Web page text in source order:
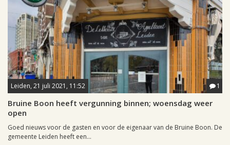
Leiden, 21 juli 2021, 11:52 1
Bruine Boon heeft vergunning binnen; woensdag weer
open
Goed nieuws voor de gasten en voor de eigenaar van de Bruine Boon. De
gemeente Leiden heeft een...